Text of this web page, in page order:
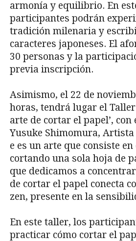
armonía y equilibrio. En
participantes podrán
tradición milenaria y
caracteres japoneses. El
30 personas y la
previa inscripción.
Asimismo, el 22 de
horas, tendrá lugar el Taller
arte de cortar el papel’, con
Yusuke Shimomura,
e es un arte que consiste
cortando una sola hoja de
que dedicamos a
de cortar el papel conecta
zen, presente en la
En este taller, los
practicar cómo cortar el